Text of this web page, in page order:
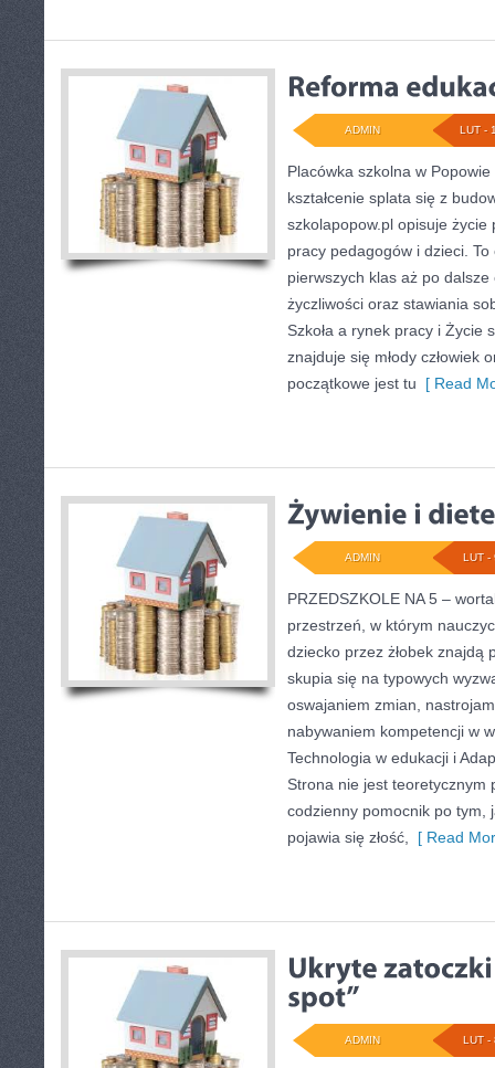
LUT -
ADMIN
Placówka szkolna w
kształcenie splata się z
szkolapopow.pl opisuje
pracy pedagogów i dzieci.
pierwszych klas aż po
życzliwości oraz stawiania
Szkoła a rynek pracy i Życie
znajduje się młody człowiek
początkowe jest tu [ Read
LUT -
ADMIN
PRZEDSZKOLE NA 5 –
przestrzeń, w którym
dziecko przez żłobek znajdą
skupia się na typowych
oswajaniem zmian,
nabywaniem kompetencji w
Technologia w edukacji i
Strona nie jest teoretycznym
codzienny pomocnik po tym,
pojawia się złość,
[ Read
LUT -
ADMIN